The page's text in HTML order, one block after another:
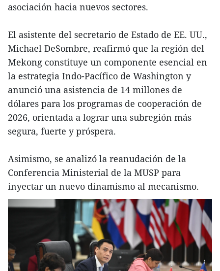
asociación hacia nuevos sectores.
El asistente del secretario de Estado de EE. UU.,
Michael DeSombre, reafirmó que la región del
Mekong constituye un componente esencial en
la estrategia Indo-Pacífico de Washington y
anunció una asistencia de 14 millones de
dólares para los programas de cooperación de
2026, orientada a lograr una subregión más
segura, fuerte y próspera.
Asimismo, se analizó la reanudación de la
Conferencia Ministerial de la MUSP para
inyectar un nuevo dinamismo al mecanismo.